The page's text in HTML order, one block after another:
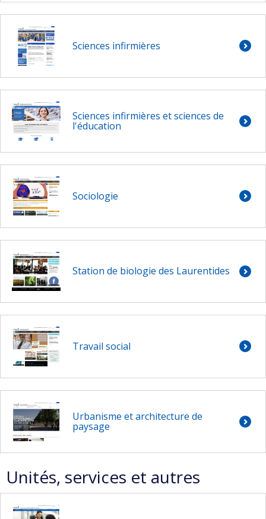
Sciences infirmières
Sciences infirmières et sciences de
l'éducation
Sociologie
Station de biologie des Laurentides
Travail social
Urbanisme et architecture de
paysage
Unités, services et autres